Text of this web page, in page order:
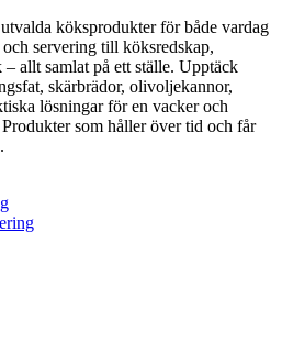
köksprodukter för både vardag
servering till köksredskap,
allt samlat på ett ställe. Upptäck
skärbrädor, olivoljekannor,
lösningar för en vacker och
som håller över tid och får